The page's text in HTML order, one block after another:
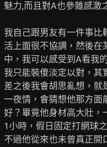
魅力,而且對A也參雜感激
我自己跟男友有一件事比
活上面很不協調，然後在
中，我可以感受到A看我
我只能裝傻淡定以對，其
差之後我會胡思亂想，就
一夜情，會猜想他那方面
好？畢竟他身材高大壯，
1小時，假日固定打網球
不過他從來也未曾真正開